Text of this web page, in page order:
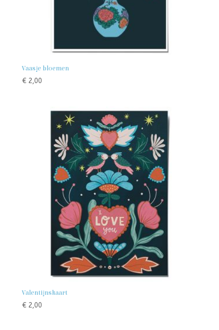
Vaasje bloemen
€2,00
Valentijnskaart
€2,00